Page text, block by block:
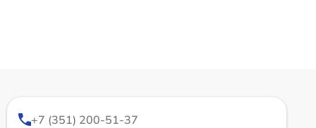
+7 (351) 200-51-37